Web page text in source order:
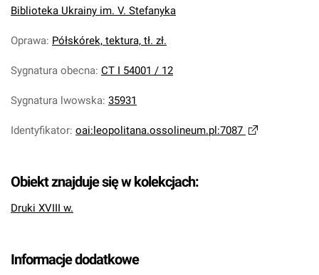
Biblioteka Ukrainy im. V. Stefanyka
Oprawa: Półskórek, tektura, tł. zł.
Sygnatura obecna: CT I 54001 / 12
Sygnatura lwowska: 35931
Identyfikator: oai:leopolitana.ossolineum.pl:7087
Obiekt znajduje się w kolekcjach:
Druki XVIII w.
Informacje dodatkowe